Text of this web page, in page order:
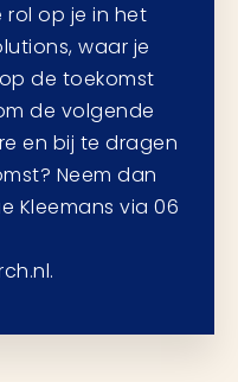
op je in het
waar je
de toekomst
de volgende
en bij te dragen
Neem dan
Kleemans via 06